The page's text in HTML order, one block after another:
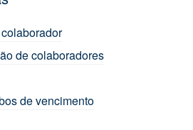
de colaboradores
de vencimento